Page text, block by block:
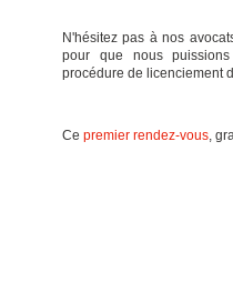
N'hésitez pas à nos
pour que nous
procédure de licenciement
Ce premier rendez-vous,